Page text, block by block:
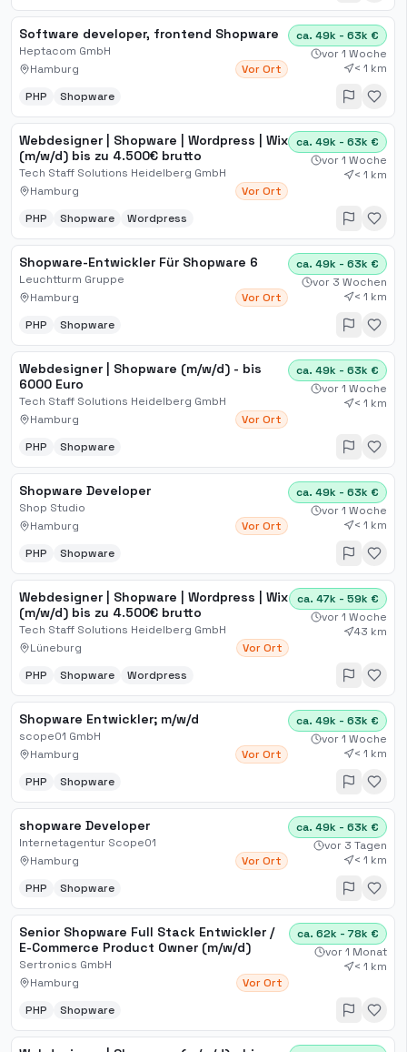
Software developer, frontend Shopware
Heptacom GmbH
Hamburg
Vor Ort
ca. 49k - 63k €
vor 1 Woche
< 1 km
PHP
Shopware
Webdesigner | Shopware | Wordpress | Wix
(m/w/d) bis zu 4.500€ brutto
Tech Staff Solutions Heidelberg GmbH
Hamburg
Vor Ort
ca. 49k - 63k €
vor 1 Woche
< 1 km
PHP Shopware Wordpress
Shopware-Entwickler Für Shopware 6
Leuchtturm Gruppe
Hamburg
Vor Ort
ca. 49k - 63k €
vor 3 Wochen
< 1 km
PHP
Shopware
Webdesigner | Shopware (m/w/d) - bis
6000 Euro
Tech Staff Solutions Heidelberg GmbH
Hamburg
Vor Ort
ca. 49k - 63k €
vor 1 Woche
< 1 km
PHP Shopware
Shopware Developer
Shop Studio
Hamburg
Vor Ort
ca. 49k - 63k €
vor 1 Woche
< 1 km
PHP
Shopware
Webdesigner | Shopware | Wordpress | Wix
(m/w/d) bis zu 4.500€ brutto
Tech Staff Solutions Heidelberg GmbH
Lüneburg
Vor Ort
ca. 47k - 59k €
vor 1 Woche
43 km
PHP Shopware Wordpress
Shopware Entwickler; m​/w​/d
scope01 GmbH
Hamburg
Vor Ort
ca. 49k - 63k €
vor 1 Woche
< 1 km
PHP
Shopware
shopware Developer
Internetagentur Scope01
Hamburg
Vor Ort
ca. 49k - 63k €
vor 3 Tagen
< 1 km
PHP
Shopware
Senior Shopware Full Stack Entwickler /
E-Commerce Product Owner (m/w/d)
Sertronics GmbH
Hamburg
Vor Ort
ca. 62k - 78k €
vor 1 Monat
< 1 km
PHP Shopware